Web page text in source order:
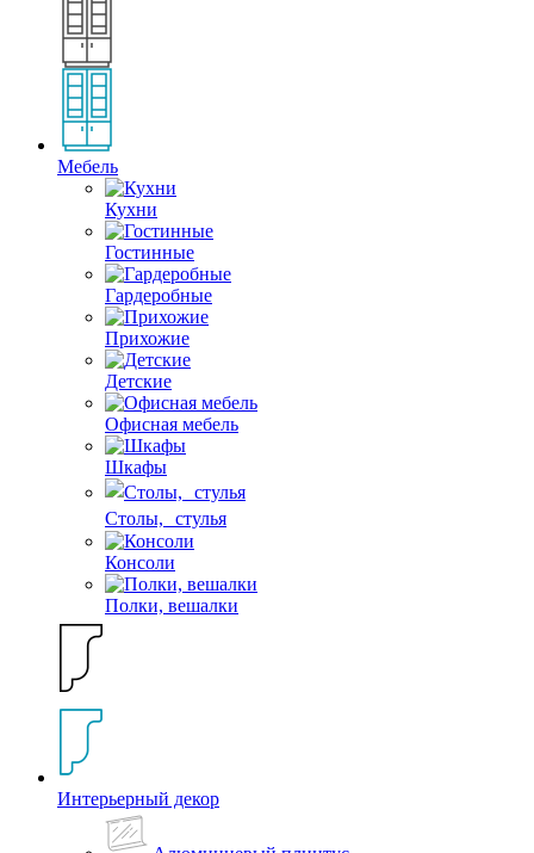
Мебель
Кухни
Гостинные
Гардеробные
Прихожие
Детские
Офисная мебель
Шкафы
Столы, стулья
Консоли
Полки, вешалки
Интерьерный декор